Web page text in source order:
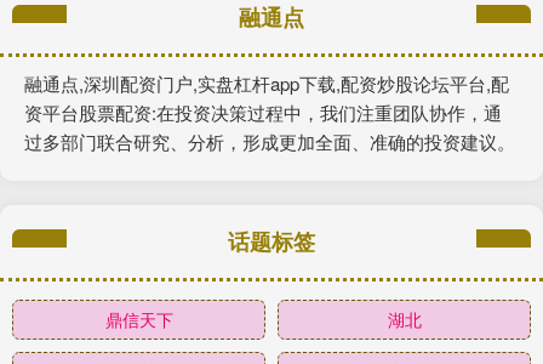
融通点
融通点,深圳配资门户,实盘杠杆app下载,配资炒股论坛平台,配
资平台股票配资:在投资决策过程中，我们注重团队协作，通
过多部门联合研究、分析，形成更加全面、准确的投资建议。
话题标签
鼎信天下 湖北